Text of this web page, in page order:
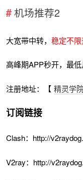
机场推荐2
大宽带中转，稳定不
高峰期APP秒开，最
注册地址：【 精灵学
订阅链接
Clash：http://
V2ray：http://